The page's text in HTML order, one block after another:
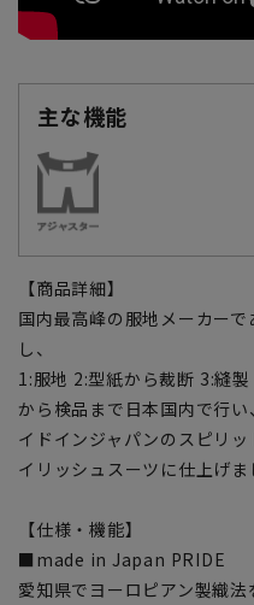
主な機能
【商品詳細】
国内最高峰の服地メーカー
し、
1:服地 2:型紙から裁断 3:縫
から検品まで日本国内で行
イドインジャパンのスピリ
イリッシュスーツに仕上げま
【仕様・機能】
■made in Japan PRIDE
愛知県でヨーロピアン製織